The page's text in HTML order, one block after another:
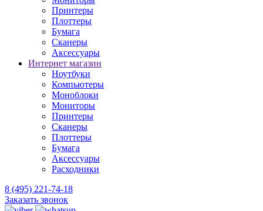
Принтеры
Плоттеры
Бумага
Сканеры
Аксессуары
Интернет магазин
Ноутбуки
Компьютеры
Моноблоки
Мониторы
Принтеры
Сканеры
Плоттеры
Бумага
Аксессуары
Расходники
8 (495) 221-74-18
Заказать звонок